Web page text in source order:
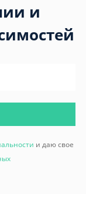
и
и даю свое